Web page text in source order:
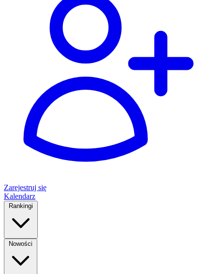
Zarejestruj się
Kalendarz
Rankingi
Nowości